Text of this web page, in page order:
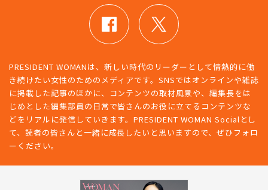
PRESIDENT WOMANは、新しい時代のリーダーとして情熱的に働
き続けたい女性のためのメディアです。SNSではオンラインや雑誌
に掲載した記事のほかに、コンテンツの取材風景や、編集長をは
じめとした編集部員の日常で皆さんのお役に立てるコンテンツな
どをリアルに発信していきます。PRESIDENT WOMAN Socialとし
て、読者の皆さんと一緒に成長したいと思いますので、ぜひフォロ
ーください。